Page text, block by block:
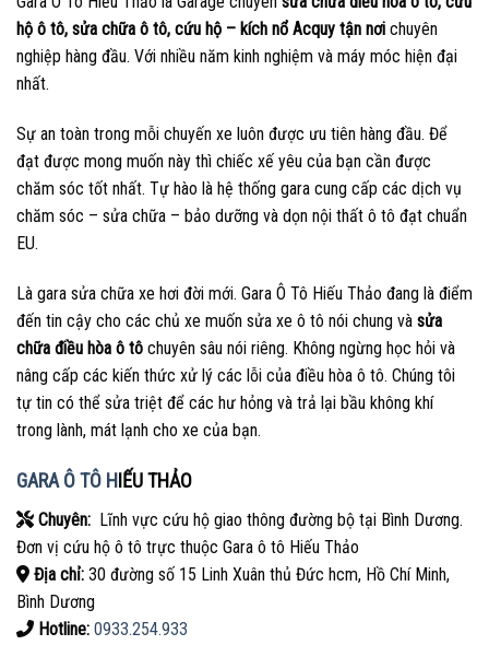
hộ ô tô, sửa chữa ô tô, cứu hộ – kích nổ Acquy tận nơi chuyên
nghiệp hàng đầu. Với nhiều năm kinh nghiệm và máy móc hiện đại
nhất.
Sự an toàn trong mỗi chuyến xe luôn được ưu tiên hàng đầu. Để
đạt được mong muốn này thì chiếc xế yêu của bạn cần được
chăm sóc tốt nhất. Tự hào là hệ thống gara cung cấp các dịch vụ
chăm sóc – sửa chữa – bảo dưỡng và dọn nội thất ô tô đạt chuẩn
EU.
Là gara sửa chữa xe hơi đời mới. Gara Ô Tô Hiếu Thảo đang là điểm
đến tin cậy cho các chủ xe muốn sửa xe ô tô nói chung và sửa
chữa điều hòa ô tô chuyên sâu nói riêng. Không ngừng học hỏi và
nâng cấp các kiến thức xử lý các lỗi của điều hòa ô tô. Chúng tôi
tự tin có thể sửa triệt để các hư hỏng và trả lại bầu không khí
trong lành, mát lạnh cho xe của bạn.
GARA Ô TÔ HIẾU THẢO
Chuyên: Lĩnh vực cứu hộ giao thông đường bộ tại Bình Dương.
Đơn vị cứu hộ ô tô trực thuộc Gara ô tô Hiếu Thảo
Địa chỉ: 30 đường số 15 Linh Xuân thủ Đức hcm, Hồ Chí Minh,
Bình Dương
Hotline: 0933.254.933